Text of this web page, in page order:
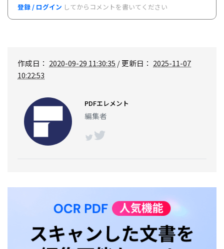
登録 / ログイン してからコメントを書いてください
作成日： 2020-09-29 11:30:35 / 更新日： 2025-11-07
10:22:53
PDFエレメント
編集者